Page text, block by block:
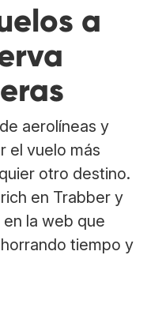
a
aerolíneas y
el vuelo más
otro destino.
en Trabber y
la web que
tiempo y